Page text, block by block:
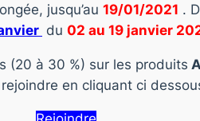
jusqu’au 19/01/2021 .
du 02 au 19 janvier
(20 à 30 %) sur les produits
en cliquant ci